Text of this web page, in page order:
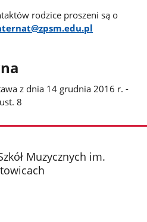
rodzice proszeni są o
z dnia 14 grudnia 2016 r. -
8
Muzycznych im.